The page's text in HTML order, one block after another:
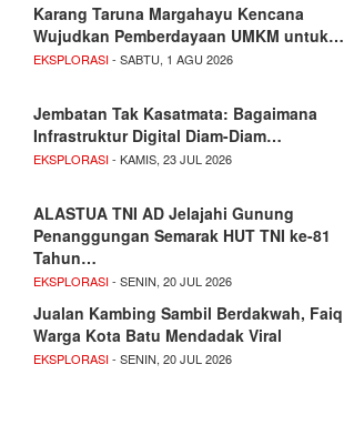
Karang Taruna Margahayu Kencana
Wujudkan Pemberdayaan UMKM untuk…
EKSPLORASI- SABTU, 1 AGU 2026
Jembatan Tak Kasatmata: Bagaimana
Infrastruktur Digital Diam-Diam…
EKSPLORASI- KAMIS, 23 JUL 2026
ALASTUA TNI AD Jelajahi Gunung
Penanggungan Semarak HUT TNI ke-81
Tahun…
EKSPLORASI- SENIN, 20 JUL 2026
Jualan Kambing Sambil Berdakwah, Faiq
Warga Kota Batu Mendadak Viral
EKSPLORASI- SENIN, 20 JUL 2026